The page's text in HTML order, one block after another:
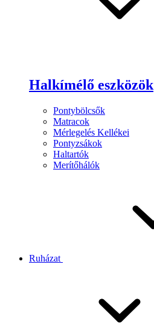
Halkímélő eszközök
Pontybölcsők
Matracok
Mérlegelés Kellékei
Pontyzsákok
Haltartók
Merítőhálók
Ruházat